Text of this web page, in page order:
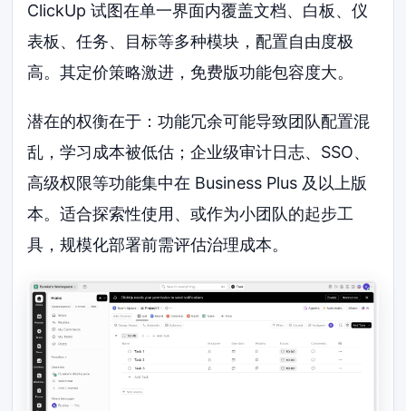
ClickUp 试图在单一界面内覆盖文档、白板、仪
表板、任务、目标等多种模块，配置自由度极
高。其定价策略激进，免费版功能包容度大。
潜在的权衡在于：功能冗余可能导致团队配置混
乱，学习成本被低估；企业级审计日志、SSO、
高级权限等功能集中在 Business Plus 及以上版
本。适合探索性使用、或作为小团队的起步工
具，规模化部署前需评估治理成本。